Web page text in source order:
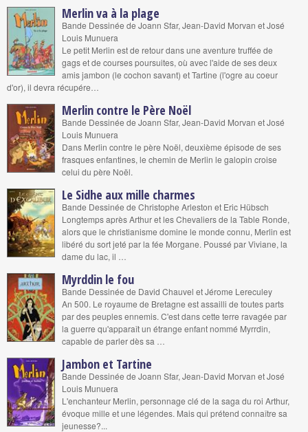
Merlin va à la plage
Bande Dessinée de Joann Sfar, Jean-David Morvan et José
Louis Munuera
Le petit Merlin est de retour dans une aventure truffée de
gags et de courses poursuites, où avec l'aide de ses deux
amis jambon (le cochon savant) et Tartine (l'ogre au coeur
d'or), il devra récupére…
Merlin contre le Père Noël
Bande Dessinée de Joann Sfar, Jean-David Morvan et José
Louis Munuera
Dans Merlin contre le père Noël, deuxième épisode de ses
frasques enfantines, le chemin de Merlin le galopin croise
celui du père Noël.
Le Sidhe aux mille charmes
Bande Dessinée de Christophe Arleston et Eric Hübsch
Longtemps après Arthur et les Chevaliers de la Table Ronde,
alors que le christianisme domine le monde connu, Merlin est
libéré du sort jeté par la fée Morgane. Poussé par Viviane, la
dame du lac, il …
Myrddin le fou
Bande Dessinée de David Chauvel et Jérome Lereculey
An 500. Le royaume de Bretagne est assailli de toutes parts
par des peuples ennemis. C'est dans cette terre ravagée par
la guerre qu'apparaît un étrange enfant nommé Myrrdin,
capable de parler dès sa …
Jambon et Tartine
Bande Dessinée de Joann Sfar, Jean-David Morvan et José
Louis Munuera
L'enchanteur Merlin, personnage clé de la saga du roi Arthur,
évoque mille et une légendes. Mais qui prétend connaître sa
jeunesse?...